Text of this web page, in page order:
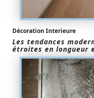
Décoration Interieure
Les tendances
étroites en longueur